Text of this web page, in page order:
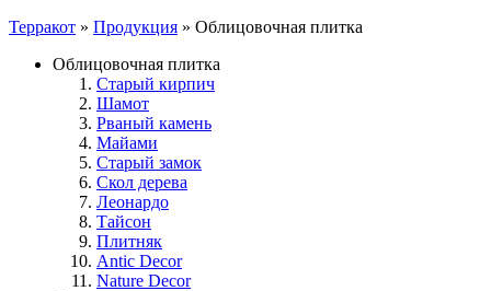
Терракот » Продукция » Облицовочная плитка
Облицовочная плитка
Старый кирпич
Шамот
Рваный камень
Майами
Старый замок
Скол дерева
Леонардо
Тайсон
Плитняк
Antic Decor
Nature Decor